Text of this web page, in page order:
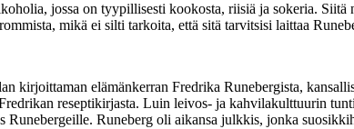
jossa on tyypillisesti kookosta, riisiä ja sokeria.
mikä ei silti tarkoita, että sitä tarvitsisi laittaa
kirjoittaman elämänkerran Fredrika Runebergista,
reseptikirjasta. Luin leivos- ja kahvilakulttuurin
Runebergeille. Runeberg oli aikansa julkkis, jonka